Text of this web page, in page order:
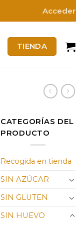
Acceder
TIENDA
CATEGORÍAS DEL
PRODUCTO
Recogida en tienda
SIN AZÚCAR
SIN GLUTEN
SIN HUEVO